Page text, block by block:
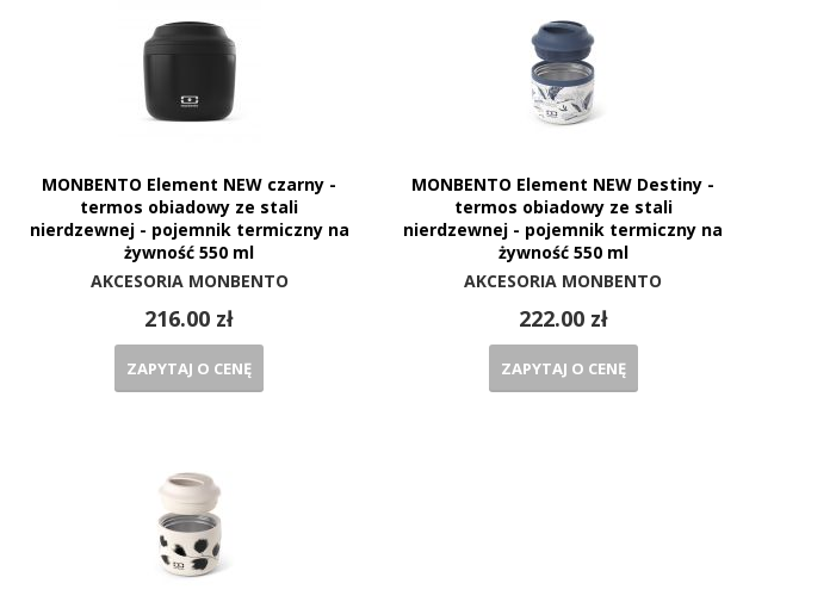
MONBENTO Element NEW czarny -
termos obiadowy ze stali
nierdzewnej - pojemnik termiczny na
żywność 550 ml
AKCESORIA MONBENTO
216.00 zł
ZAPYTAJ O CENĘ
MONBENTO Element NEW Destiny -
termos obiadowy ze stali
nierdzewnej - pojemnik termiczny na
żywność 550 ml
AKCESORIA MONBENTO
222.00 zł
ZAPYTAJ O CENĘ